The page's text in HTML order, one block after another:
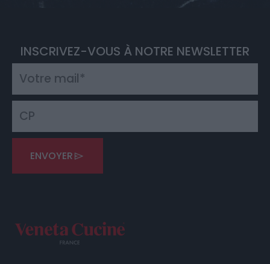
INSCRIVEZ-VOUS À NOTRE NEWSLETTER
ENVOYER